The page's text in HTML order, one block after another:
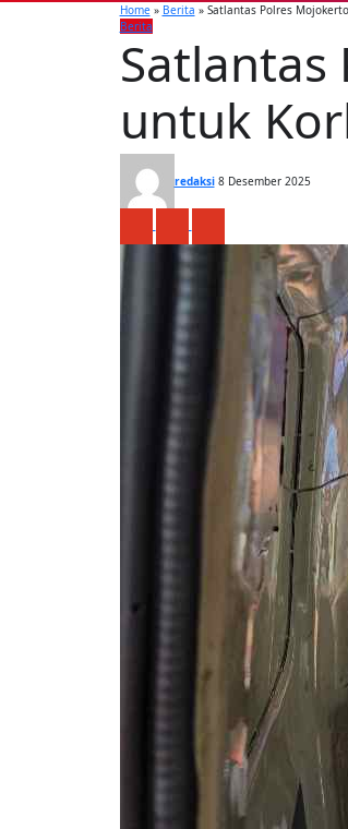
Home» Berita » Satlantas Polres
Berita
Satlantas
untuk
redaksi 8 Desember 2025